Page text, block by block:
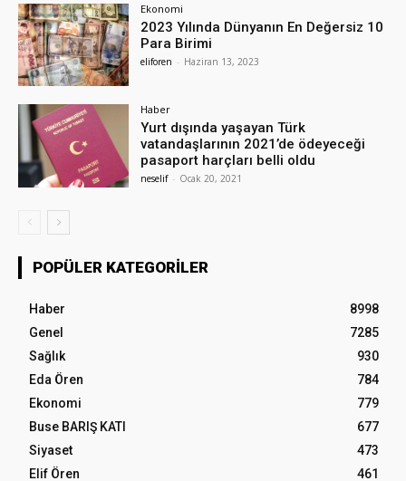
Ekonomi
2023 Yılında Dünyanın En Değersiz 10
Para Birimi
eliforen - Haziran 13, 2023
Haber
Yurt dışında yaşayan Türk
vatandaşlarının 2021’de ödeyeceği
pasaport harçları belli oldu
neselif - Ocak 20, 2021
POPÜLER KATEGORILER
Haber
8998
Genel
7285
Sağlık
930
Eda Ören
784
Ekonomi
779
Buse BARIŞ KATI
677
Siyaset
473
Elif Ören
461